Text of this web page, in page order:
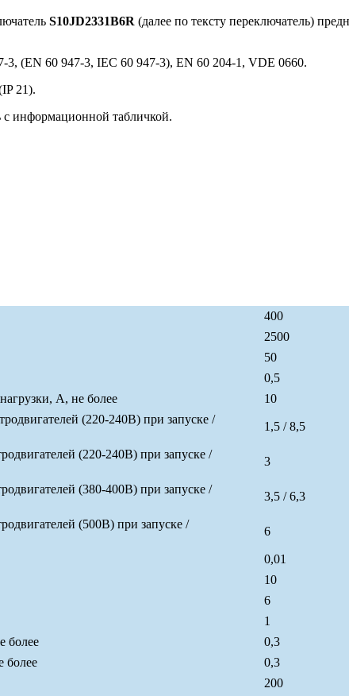
S10JD2331B6R (далее по тексту переключатель)
3, (EN 60 947-3, IEC 60 947-3), EN 60 204-1, VDE 0660.
21).
информационной табличкой.
400
2500
50
0,5
А, не более
10
(220-240В) при запуске /
1,5 / 8,5
(220-240В) при запуске /
3
(380-400В) при запуске /
3,5 / 6,3
(500В) при запуске /
6
0,01
10
6
1
более
0,3
более
0,3
200